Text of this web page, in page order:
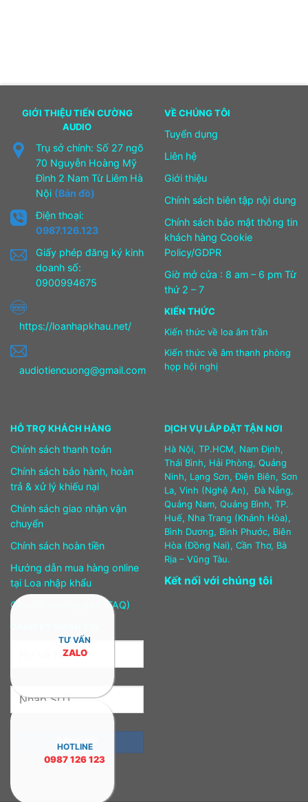
GIỚI THIỆU TIẾN CƯỜNG
AUDIO
Trụ sở chính: Số 27 ngõ
70 Nguyễn Hoàng Mỹ
Đình 2 Nam Từ Liêm Hà
Nội (Bản đồ)
Điện thoại:
0987.126.123
Giấy phép đăng ký kinh
doanh số:
0900994675
https://loanhapkhau.net/
audiotiencuong@gmail.com
VỀ CHÚNG TÔI
Tuyển dụng
Liên hệ
Giới thiệu
Chính sách biên tập nội dung
Chính sách bảo mật thông tin
khách hàng Cookie
Policy/GDPR
Giờ mở cửa : 8 am – 6 pm Từ
thứ 2 – 7
KIẾN THỨC
Kiến thức về loa âm trần
Kiến thức về âm thanh phòng
họp hội nghị
HỖ TRỢ KHÁCH HÀNG
Chính sách thanh toán
Chính sách bảo hành, hoàn
trả & xử lý khiếu nại
Chính sách giao nhận vận
chuyển
Chính sách hoàn tiền
Hướng dẫn mua hàng online
tại Loa nhập khẩu
Câu hỏi thường gặp (FAQ)
DỊCH VỤ LẮP ĐẶT TẬN NƠI
Hà Nội, TP.HCM, Nam Định,
Thái Bình, Hải Phòng, Quảng
Ninh, Lạng Sơn, Điện Biên, Sơn
La, Vinh (Nghệ An), Đà Nẵng,
Quảng Nam, Quảng Bình, TP.
Huế, Nha Trang (Khánh Hòa),
Bình Dương, Bình Phước, Biên
Hòa (Đồng Nai), Cần Thơ, Bà
Rịa – Vũng Tàu.
Kết nối với chúng tôi
TƯ VẤN
ZALO
HOTLINE
0987 126 123